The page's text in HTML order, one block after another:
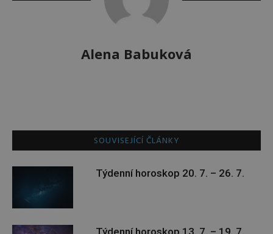
Alena Babuková
SOUVISEJÍCÍ ČLÁNKY
Týdenní horoskop 20. 7. – 26. 7.
Týdenní horoskop 13. 7. – 19. 7.